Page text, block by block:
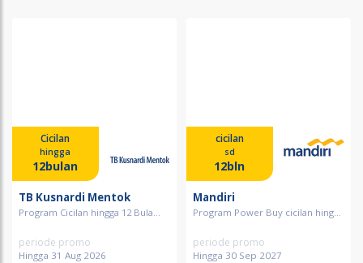
Cicilan
hingga
12bulan
TB Kusnardi Mentok
Program Cicilan hingga 12 Bula...
periode promo
Hingga 31 Aug 2026
cicilan
sd
12bln
Mandiri
Program Power Buy cicilan hing...
periode promo
Hingga 30 Sep 2027